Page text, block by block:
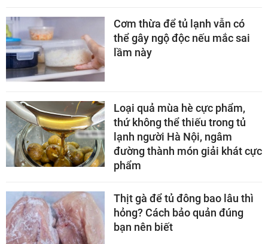
Cơm thừa để tủ lạnh vẫn có
thể gây ngộ độc nếu mắc sai
lầm này
Loại quả mùa hè cực phẩm,
thứ không thể thiếu trong tủ
lạnh người Hà Nội, ngâm
đường thành món giải khát cực
phẩm
Thịt gà để tủ đông bao lâu thì
hỏng? Cách bảo quản đúng
bạn nên biết